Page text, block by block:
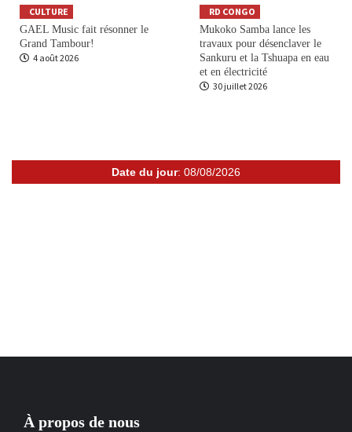
CULTURE
GAEL Music fait résonner le
Grand Tambour!
4 août 2026
RD CONGO
Mukoko Samba lance les
travaux pour désenclaver le
Sankuru et la Tshuapa en eau
et en électricité
30 juillet 2026
Date du jour: 08/08/2026
À propos de nous